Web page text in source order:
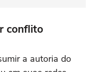
conflito
a autoria do